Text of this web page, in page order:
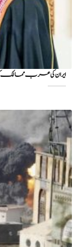
ایران کی عرب ممالک کو